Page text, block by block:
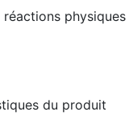
du produit